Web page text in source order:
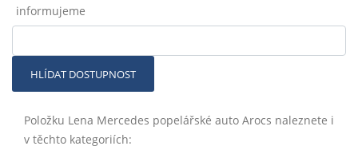
informujeme
HLÍDAT DOSTUPNOST
Položku Lena Mercedes popelářské auto Arocs naleznete i
v těchto kategoriích: